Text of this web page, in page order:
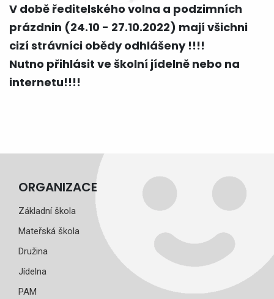
V době ředitelského volna a podzimních
prázdnin (24.10 - 27.10.2022) mají všichni
cizí strávníci obědy odhlášeny !!!!
Nutno přihlásit ve školní jídelně nebo na
internetu!!!!
ORGANIZACE
Základní škola
Mateřská škola
Družina
Jídelna
PAM